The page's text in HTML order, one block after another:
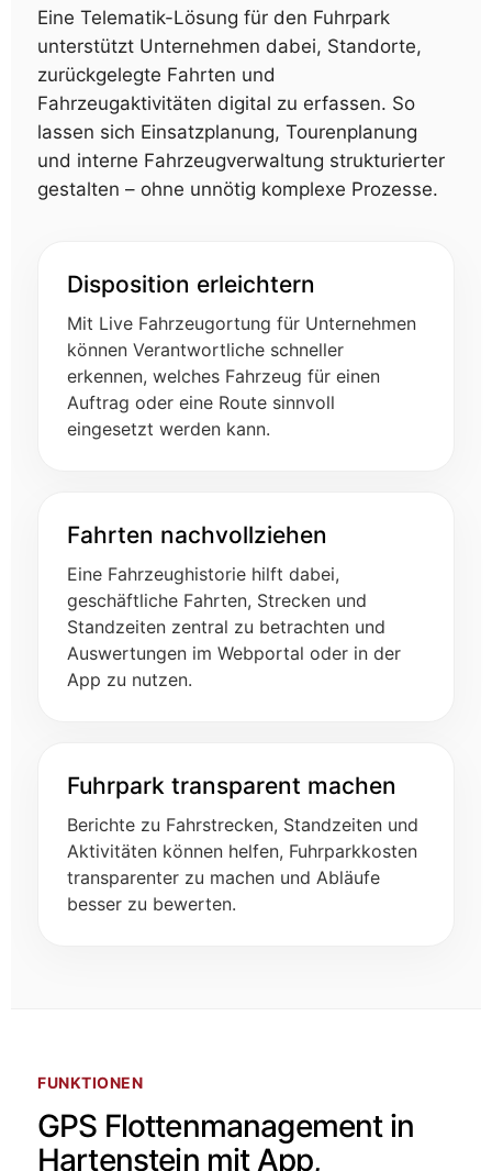
Eine Telematik-Lösung für den Fuhrpark
unterstützt Unternehmen dabei, Standorte,
zurückgelegte Fahrten und
Fahrzeugaktivitäten digital zu erfassen. So
lassen sich Einsatzplanung, Tourenplanung
und interne Fahrzeugverwaltung strukturierter
gestalten – ohne unnötig komplexe Prozesse.
Disposition erleichtern
Mit Live Fahrzeugortung für Unternehmen
können Verantwortliche schneller
erkennen, welches Fahrzeug für einen
Auftrag oder eine Route sinnvoll
eingesetzt werden kann.
Fahrten nachvollziehen
Eine Fahrzeughistorie hilft dabei,
geschäftliche Fahrten, Strecken und
Standzeiten zentral zu betrachten und
Auswertungen im Webportal oder in der
App zu nutzen.
Fuhrpark transparent machen
Berichte zu Fahrstrecken, Standzeiten und
Aktivitäten können helfen, Fuhrparkkosten
transparenter zu machen und Abläufe
besser zu bewerten.
FUNKTIONEN
GPS Flottenmanagement in
Hartenstein mit App,